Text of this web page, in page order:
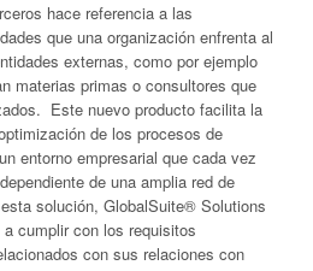
hace referencia a las
que una organización enfrenta al
externas, como por ejemplo
materias primas o consultores que
Este nuevo producto facilita la
de los procesos de
entorno empresarial que cada vez
de una amplia red de
solución, GlobalSuite® Solutions
cumplir con los requisitos
con sus relaciones con